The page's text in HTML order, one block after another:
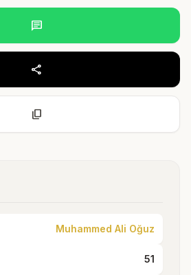
chat
share
content_copy
Muhammed Ali Oğuz
51